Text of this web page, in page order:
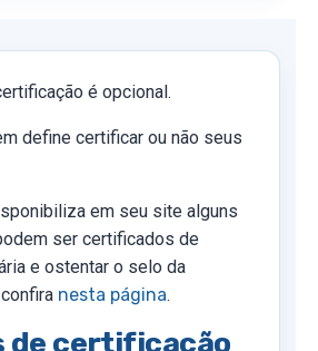
é opcional.
define certificar ou não seus
em seu site alguns
ser certificados de
e ostentar o selo da
nesta página.
de certificação